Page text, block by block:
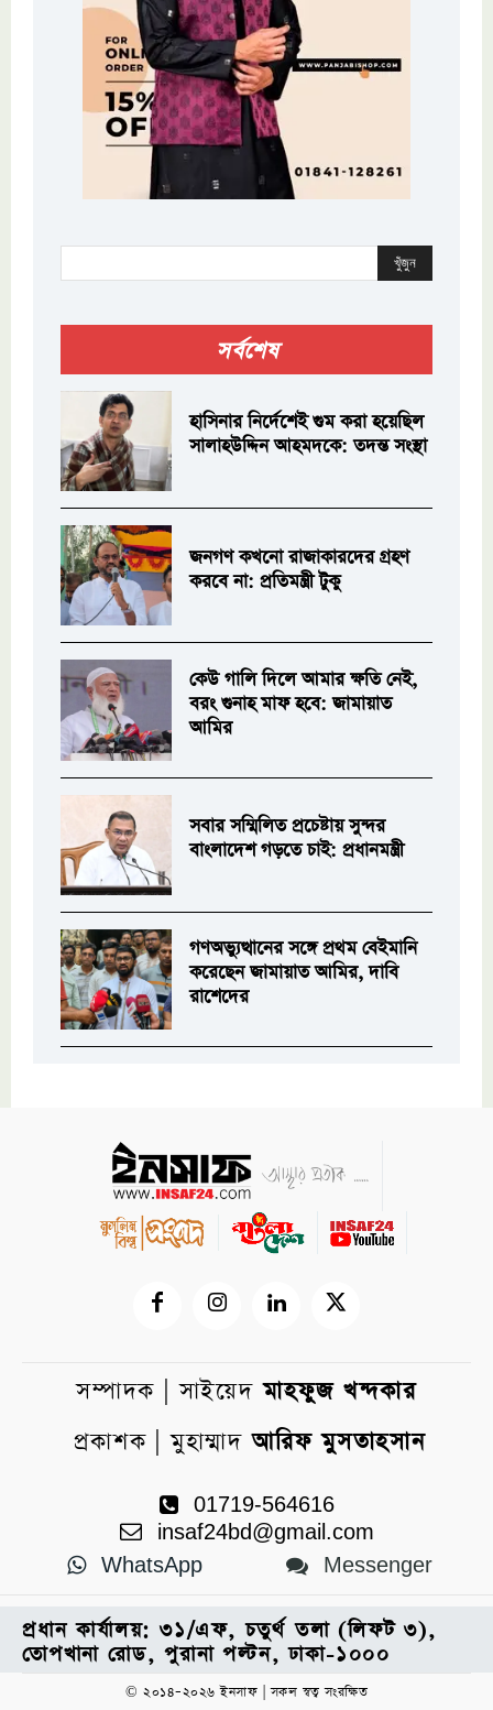
খুঁজুন
সর্বশেষ
হাসিনার নির্দেশেই গুম করা হয়েছিল
সালাহউদ্দিন আহমদকে: তদন্ত সংস্থা
জনগণ কখনো রাজাকারদের গ্রহণ
করবে না: প্রতিমন্ত্রী টুকু
কেউ গালি দিলে আমার ক্ষতি নেই,
বরং গুনাহ মাফ হবে: জামায়াত
আমির
সবার সম্মিলিত প্রচেষ্টায় সুন্দর
বাংলাদেশ গড়তে চাই: প্রধানমন্ত্রী
গণঅভ্যুত্থানের সঙ্গে প্রথম বেইমানি
করেছেন জামায়াত আমির, দাবি
রাশেদের
সম্পাদক | সাইয়েদমাহফুজ খন্দকার
প্রকাশক | মুহাম্মাদআরিফ মুসতাহসান
01719-564616
insaf24bd@gmail.com
WhatsApp
Messenger
প্রধান কার্যালয়: ৩১/এফ, চতুর্থ তলা (লিফট ৩),
তোপখানা রোড, পুরানা পল্টন, ঢাকা-১০০০
© ২০১৪–২০২৬ ইনসাফ | সকল স্বত্ব সংরক্ষিত